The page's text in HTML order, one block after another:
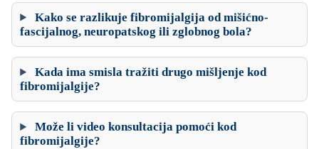
Kako se razlikuje fibromijalgija od mišićno-
fascijalnog, neuropatskog ili zglobnog bola?
Kada ima smisla tražiti drugo mišljenje kod
fibromijalgije?
Može li video konsultacija pomoći kod
fibromijalgije?